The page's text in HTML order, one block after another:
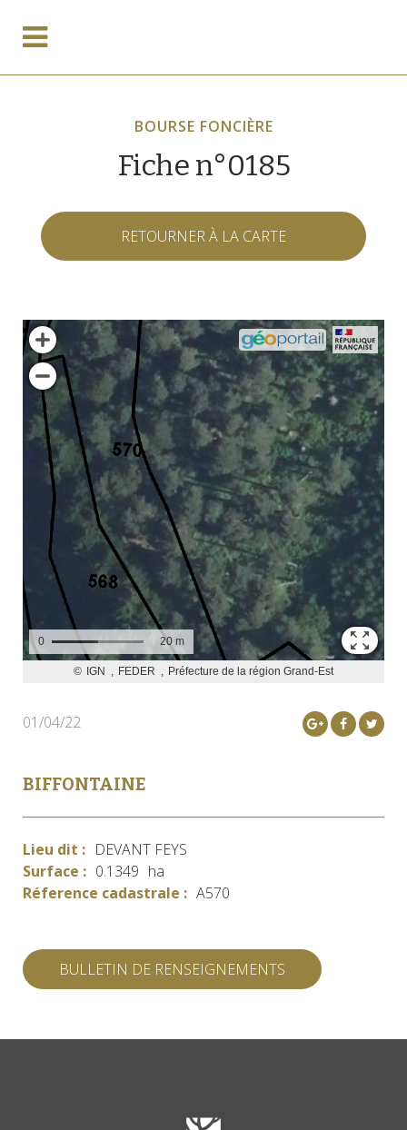
BOURSE FONCIÈRE
Fiche n°0185
RETOURNER À LA CARTE
01/04/22
BIFFONTAINE
Lieu dit : DEVANT FEYS
Surface : 0.1349 ha
Réference cadastrale : A570
BULLETIN DE RENSEIGNEMENTS